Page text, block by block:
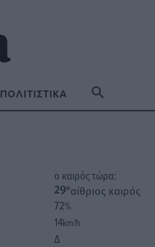
ΠΟΛΙΤΙΣΤΙΚΆ
o καιρός τώρα:
29°αίθριος καιρός
72%
14km/h
Δ